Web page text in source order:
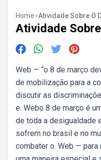
Home>Atividade Sobre O
Atividade
Web — “o 8 de março
de mobilização para a
discutir as
e. Webo 8 de março é
de toda a desigualdade
sofrem no brasil e no
combater o. Web — para